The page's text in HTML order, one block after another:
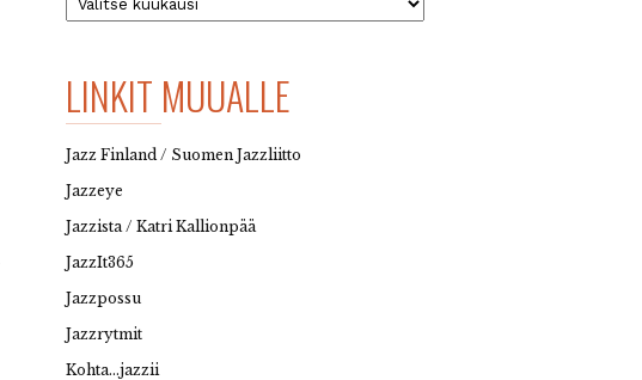
LINKIT MUUALLE
Jazz Finland / Suomen Jazzliitto
Jazzeye
Jazzista / Katri Kallionpää
JazzIt365
Jazzpossu
Jazzrytmit
Kohta…jazzii